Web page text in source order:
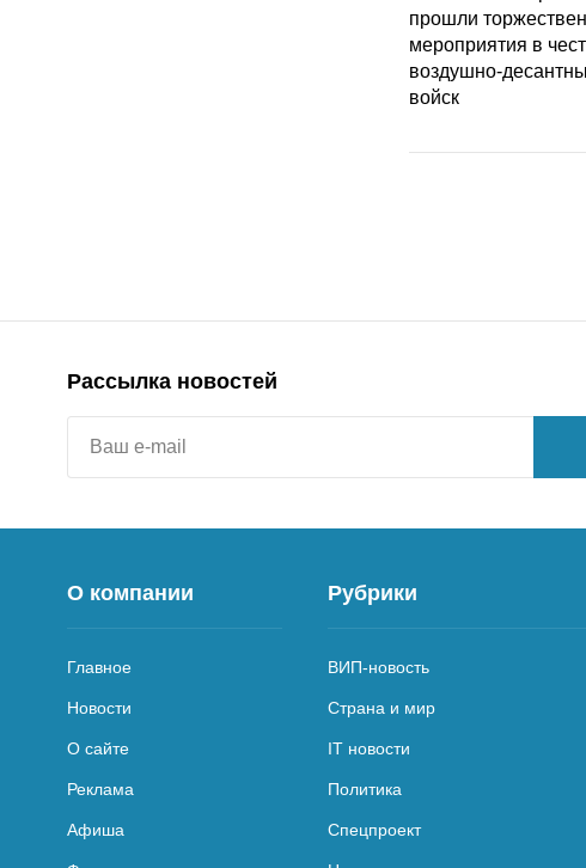
Рассылка новостей
О компании
Главное
Новости
О сайте
Реклама
Афиша
Рубрики
ВИП-новость
Страна и мир
IT новости
Политика
Спецпроект